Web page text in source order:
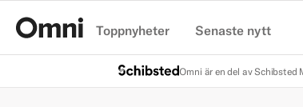
Toppnyheter Senaste nytt
Omni är en del av Schibsted